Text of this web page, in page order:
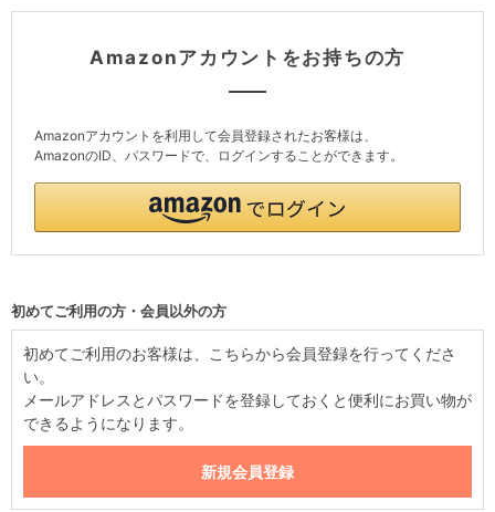
Amazonアカウントをお持ちの方
Amazonアカウントを利用して会員登録されたお客様は、
AmazonのID、パスワードで、ログインすることができます。
初めてご利用の方・会員以外の方
初めてご利用のお客様は、こちらから会員登録を行ってくださ
い。
メールアドレスとパスワードを登録しておくと便利にお買い物が
できるようになります。